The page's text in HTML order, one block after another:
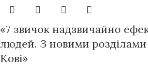
«7 звичок надзвичайно
людей. З новими
Кові»